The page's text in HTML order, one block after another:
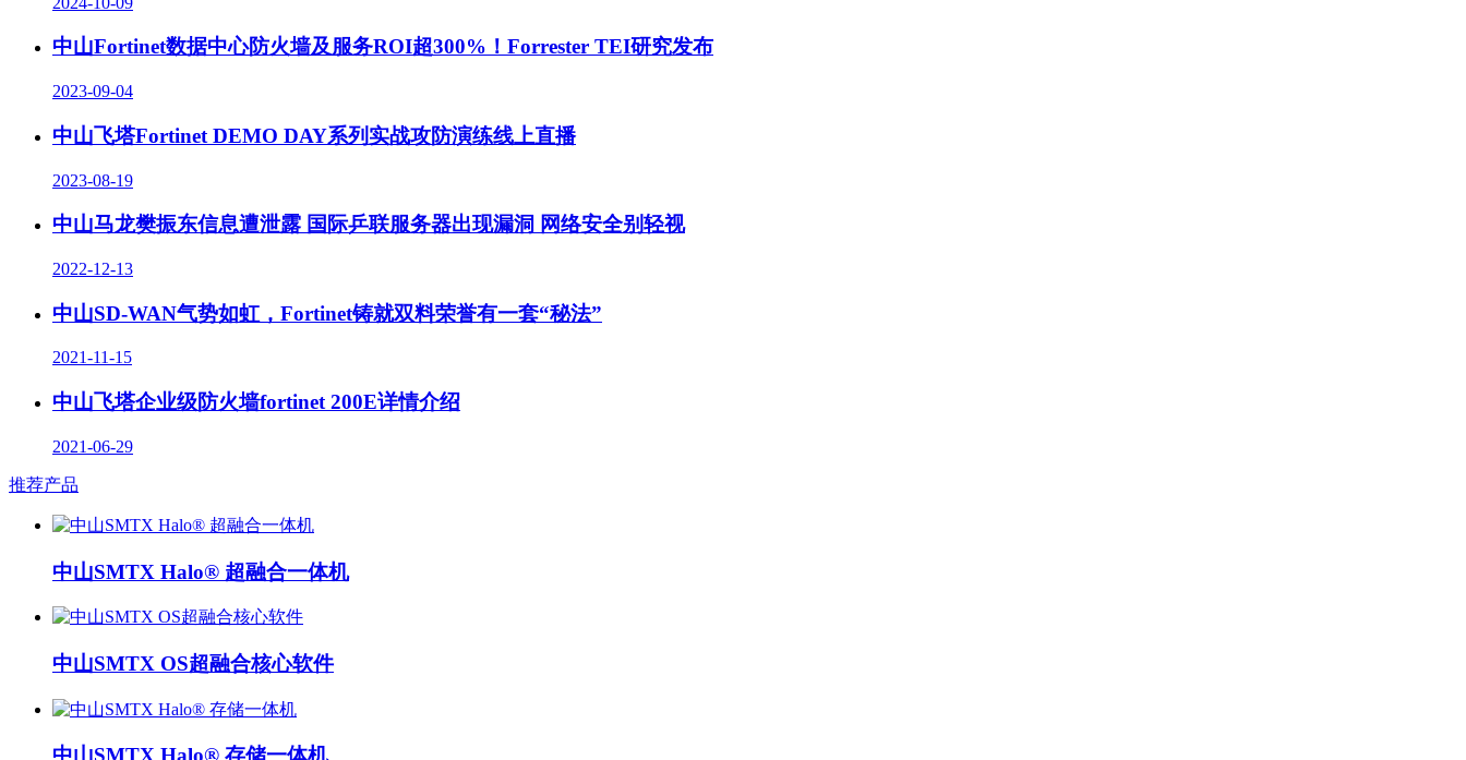
中山Fortinet数据中心防火墙及服务ROI超300%！Forrester TEI研究发布
2023-09-04
中山飞塔Fortinet DEMO DAY系列实战攻防演练线上直播
2023-08-19
中山马龙樊振东信息遭泄露 国际乒联服务器出现漏洞 网络安全别轻视
2022-12-13
中山SD-WAN气势如虹，Fortinet铸就双料荣誉有一套“秘法”
2021-11-15
中山飞塔企业级防火墙fortinet 200E详情介绍
2021-06-29
推荐产品
中山SMTX Halo® 超融合一体机
中山SMTX OS超融合核心软件